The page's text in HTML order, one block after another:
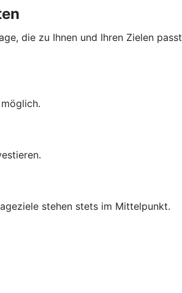
die zu Ihnen und Ihren Zielen
stehen stets im Mittelpunkt.